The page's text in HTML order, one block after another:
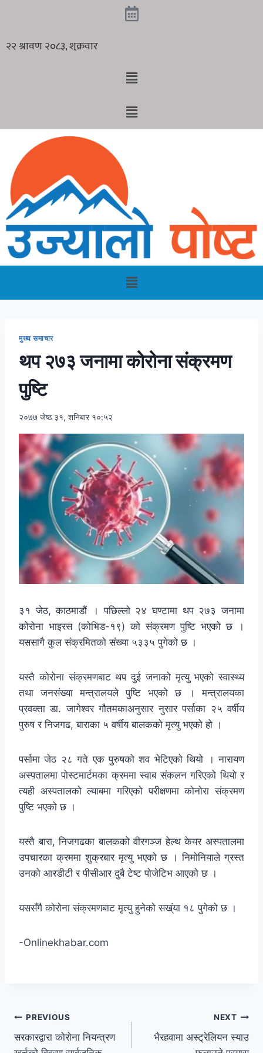
मुख्य समाचार
थप २७३ जनामा कोरोना संक्रमण
पुष्टि
२०७७ जेष्ठ ३१, शनिबार १०:५२
३१ जेठ, काठमाडौं । पछिल्लो २४ घण्टामा थप २७३ जनामा
कोरोना भाइरस (कोभिड-१९) को संक्रमण पुष्टि भएको छ ।
यससागै कुल संक्रमितको संख्या ५३३५ पुगेको छ ।
यस्तै कोरोना संक्रमणबाट थप दुई जनाको मृत्यु भएको स्वास्थ्य
तथा जनसंख्या मन्त्रालयले पुष्टि भएको छ । मन्त्रालयका
प्रवक्ता डा. जागेश्वर गौतमकाअनुसार नुसार पर्साका २५ वर्षीय
पुरुष र निजगढ, बाराका ५ वर्षीय बालकको मृत्यु भएको हो ।
पर्सामा जेठ २८ गते एक पुरुषको शव भेटिएको थियो । नारायण
अस्पतालमा पोस्टमार्टमका क्रममा स्वाब संकलन गरिएको थियो र
त्यही अस्पतालको ल्याबमा गरिएको परीक्षणमा कोनोरा संक्रमण
पुष्टि भएको छ ।
यस्तै बारा, निजगढका बालकको वीरगञ्ज हेल्थ केयर अस्पतालमा
उपचारका क्रममा शुक्रबार मृत्यु भएको छ । निमोनियाले ग्रस्त
उनको आरडीटी र पीसीआर दुबै टेष्ट पोजेटिभ आएको छ ।
यससँगै कोरोना संक्रमणबाट मृत्यु हुनेको सख्ंया १८ पुगेको छ ।
-Onlinekhabar.com
PREVIOUS
सरकारद्वारा कोरोना नियन्त्रण
NEXT
भैरहवामा अस्ट्रेलियन स्याउ